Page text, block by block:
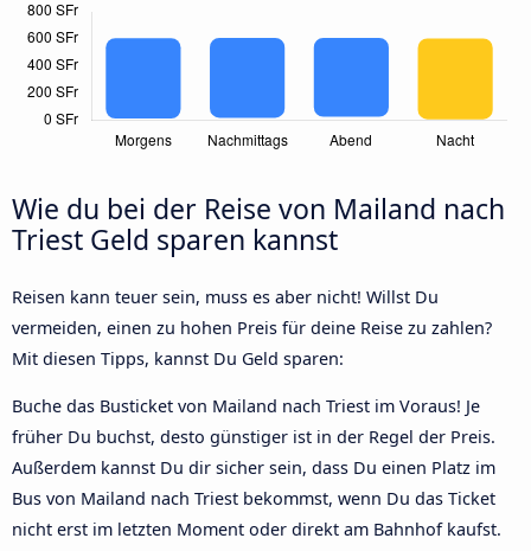
Wie du bei der Reise von Mailand nach
Triest Geld sparen kannst
Reisen kann teuer sein, muss es aber nicht! Willst Du
vermeiden, einen zu hohen Preis für deine Reise zu zahlen?
Mit diesen Tipps, kannst Du Geld sparen:
Buche das Busticket von Mailand nach Triest im Voraus! Je
früher Du buchst, desto günstiger ist in der Regel der Preis.
Außerdem kannst Du dir sicher sein, dass Du einen Platz im
Bus von Mailand nach Triest bekommst, wenn Du das Ticket
nicht erst im letzten Moment oder direkt am Bahnhof kaufst.